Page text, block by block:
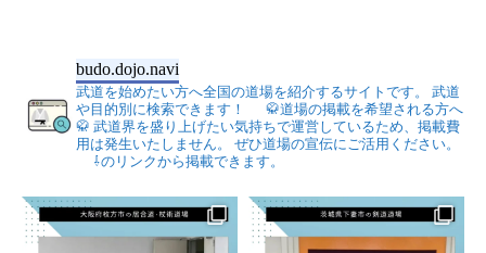
budo.dojo.navi
武道を始めたい方へ全国の道場を紹介するサイトです。
武道
や目的別に検索できます！
🥋道場の掲載を希望される方へ
🥋 武道界を盛り上げたい気持ちで運営しているため、掲載費
用は発生いたしません。
ぜひ道場の宣伝にご活用ください。
⇩のリンクから掲載できます。